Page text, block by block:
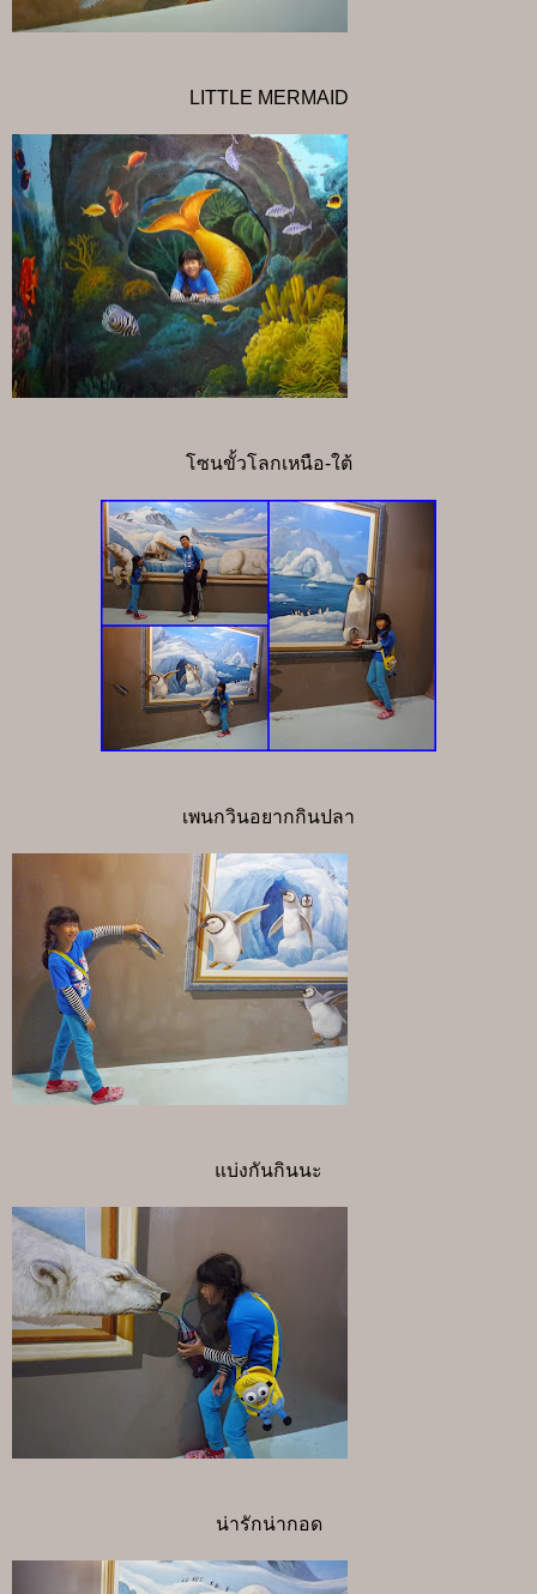
LITTLE MERMAID
โซนขั้วโลกเหนือ-ใต้
เพนกวินอยากกินปลา
แบ่งกันกินนะ
น่ารักน่ากอด